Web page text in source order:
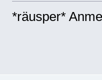
*räusper*